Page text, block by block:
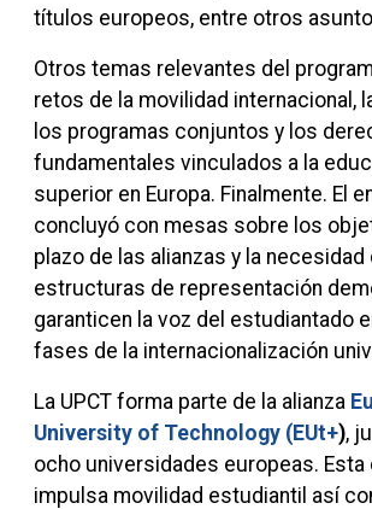
títulos europeos, entre otros
Otros temas relevantes del
retos de la movilidad internacional,
los programas conjuntos y los
fundamentales vinculados a la
superior en Europa. Finalmente. El
concluyó con mesas sobre los
plazo de las alianzas y la necesidad
estructuras de representación
garanticen la voz del estudiantado
fases de la internacionalización
La UPCT forma parte de la alianza
University of Technology (EUt+),
ocho universidades europeas. Esta
impulsa movilidad estudiantil así